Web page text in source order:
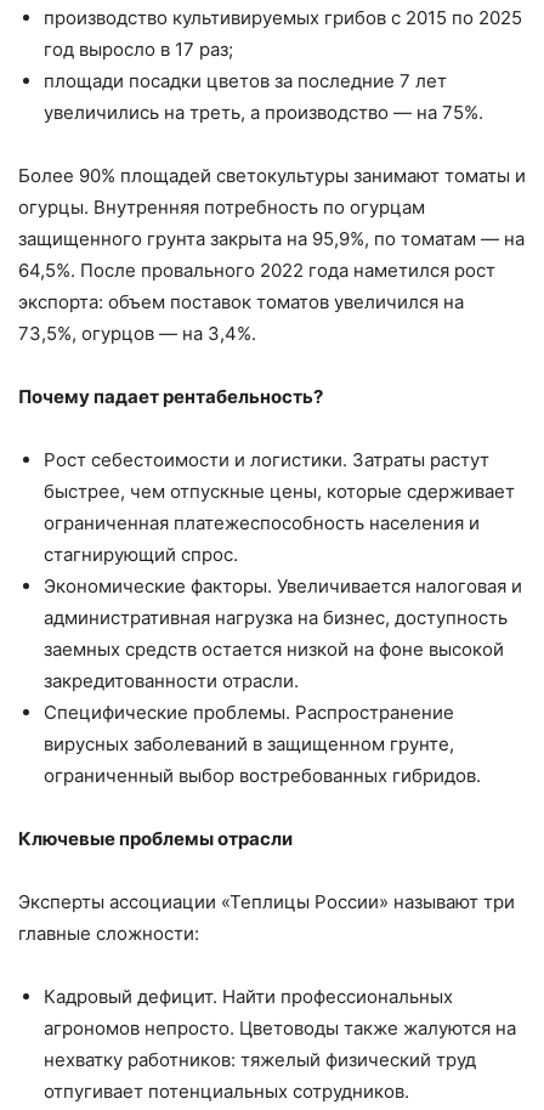
производство культивируемых грибов с 2015 по 2025
год выросло в 17 раз;
площади посадки цветов за последние 7 лет
увеличились на треть, а производство — на 75%.
Более 90% площадей светокультуры занимают томаты и
огурцы. Внутренняя потребность по огурцам
защищенного грунта закрыта на 95,9%, по томатам — на
64,5%. После провального 2022 года наметился рост
экспорта: объем поставок томатов увеличился на
73,5%, огурцов — на 3,4%.
Почему падает рентабельность?
Рост себестоимости и логистики. Затраты растут
быстрее, чем отпускные цены, которые сдерживает
ограниченная платежеспособность населения и
стагнирующий спрос.
Экономические факторы. Увеличивается налоговая и
административная нагрузка на бизнес, доступность
заемных средств остается низкой на фоне высокой
закредитованности отрасли.
Специфические проблемы. Распространение
вирусных заболеваний в защищенном грунте,
ограниченный выбор востребованных гибридов.
Ключевые проблемы отрасли
Эксперты ассоциации «Теплицы России» называют три
главные сложности:
Кадровый дефицит. Найти профессиональных
агрономов непросто. Цветоводы также жалуются на
нехватку работников: тяжелый физический труд
отпугивает потенциальных сотрудников.